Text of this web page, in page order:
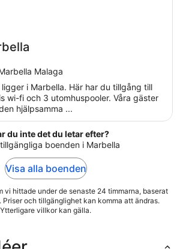
Malaga
i Marbella. Här har du tillgång till
wi-fi och 3 utomhuspooler. Våra gäster
hjälpsamma ...
du inte det du letar efter?
boenden i Marbella
Visa alla boenden
vi hittade under de senaste 24 timmarna, baserat
Priser och tillgänglighet kan komma att ändras.
Ytterligare villkor kan gälla.